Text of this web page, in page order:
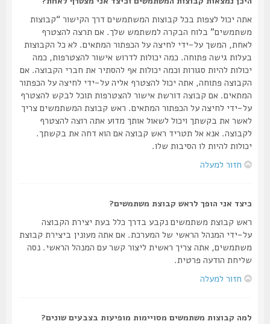
אתה יכול לצפות בכל קבוצות המשתמשים דרך הקישור “קבוצות
משתמשים” בלוח הבקרה למשתמש שלך. אם תרצה להצטרף
לאחת, המשך על-ידי לחיצה על הכפתור המתאים. לא כל הקבוצות
בעלות גישה פתוחה. כמה יכולות לדרוש אישור להצטרפות, כמה
יכולות להיות סגורות וכמה יכולות אף להסתיר את חברי הקבוצה. אם
הקבוצה פתוחה, אתה יכול להצטרף אליה על-ידי לחיצה על הכפתור
המתאים. אם קבוצה דורשת אישור להצטרפות תוכל לבקש להצטרף
על-ידי לחיצה על הכפתור המתאים. ראש קבוצת המשתמשים צריך
לאשר את בקשתך ויכול לשאול אותך מדוע אתה רוצה להצטרף
לקבוצה. אנא אל תטריד ראש קבוצה אם הוא דחה את בקשתך.
יכולות להיות לו הסיבות שלו.
חזור למעלה
כיצד אני הופך לראש קבוצת משתמשים?
ראש קבוצת משתמשים נקבע בדרך כלל בעת יצירת הקבוצה
על-ידי המנהל הראשי של המערכת. אם אתה מעונין ביצירת קבוצת
משתמשים, אתה צריך ראשית ליצור קשר עם המנהל הראשי. נסה
שליחת הודעה פרטית.
חזור למעלה
למה קבוצות משתמשים מסויימות מופיעות בצבעים שונים?